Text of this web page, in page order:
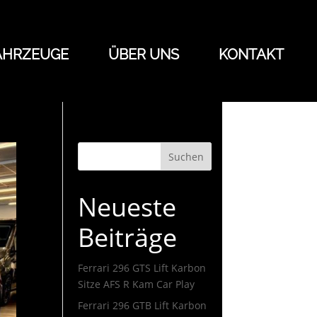
ÜBER UNS KONTAKT
Suchen
Neueste
Beiträge
Ferrari 296 GTS Lift Karbon
Sitze AFS R Kam Car Play
Ferrari 296 GTB Lift Karbon